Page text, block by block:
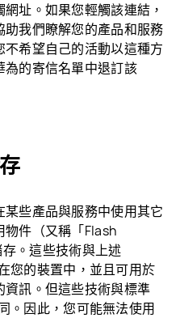
址。如果您輕觸該連結，
我們瞭解您的產品和服務
希望自己的活動以這種方
的寄信名單中退訂該
些產品與服務中使用其它
件（又稱「Flash
。這些技術與上述
您的裝置中，並且可用於
訊。但這些技術與標準
。因此，您可能無法使用